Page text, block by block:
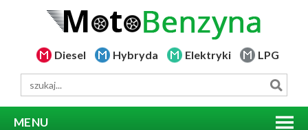
Diesel Hybryda Elektryki LPG
MENU